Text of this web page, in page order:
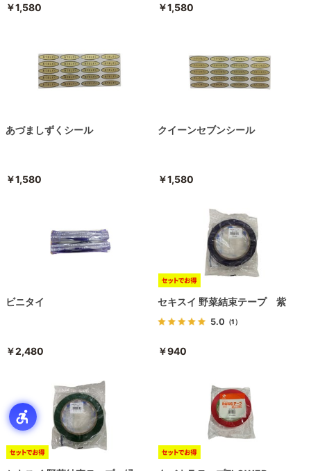
￥1,580 ￥1,580
あづましずくシール
￥1,580
クイーンセブンシール
￥1,580
ビニタイ
￥2,480
セキスイ 野菜結束テープ 紫
5.0 （1）
￥940